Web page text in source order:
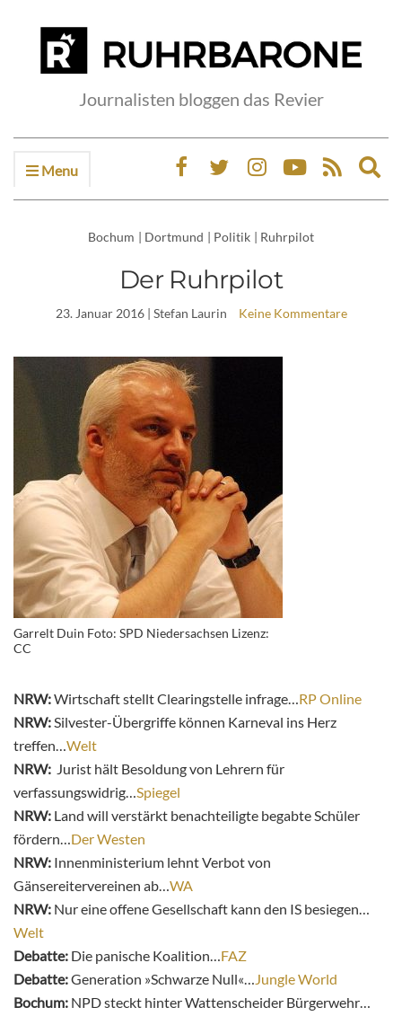
Journalisten bloggen das Revier
Menu
Bochum | Dortmund | Politik | Ruhrpilot
Der Ruhrpilot
23. Januar 2016| Stefan Laurin Keine Kommentare
Garrelt Duin Foto: SPD Niedersachsen Lizenz:
CC
NRW:Wirtschaft stellt Clearingstelle infrage…RP Online
NRW:Silvester-Übergriffe können Karneval ins Herz
treffen…Welt
NRW: Jurist hält Besoldung von Lehrern für
verfassungswidrig…Spiegel
NRW: Land will verstärkt benachteiligte begabte Schüler
fördern…Der Westen
NRW: Innenministerium lehnt Verbot von
Gänsereitervereinen ab…WA
NRW: Nur eine offene Gesellschaft kann den IS besiegen…
Welt
Debatte: Die panische Koalition…FAZ
Debatte:Generation »Schwarze Null«…Jungle World
Bochum: NPD steckt hinter Wattenscheider Bürgerwehr…